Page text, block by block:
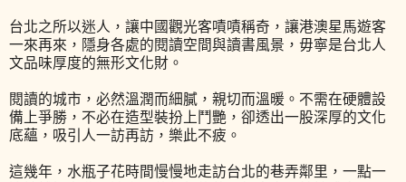
台北之所以迷人，讓中國觀光客嘖嘖稱奇，讓港澳星馬遊客
一來再來，隱身各處的閱讀空間與讀書風景，毋寧是台北人
文品味厚度的無形文化財。
閱讀的城市，必然溫潤而細膩，親切而溫暖。不需在硬體設
備上爭勝，不必在造型裝扮上鬥艷，卻透出一股深厚的文化
底蘊，吸引人一訪再訪，樂此不疲。
這幾年，水瓶子花時間慢慢地走訪台北的巷弄鄰里，一點一